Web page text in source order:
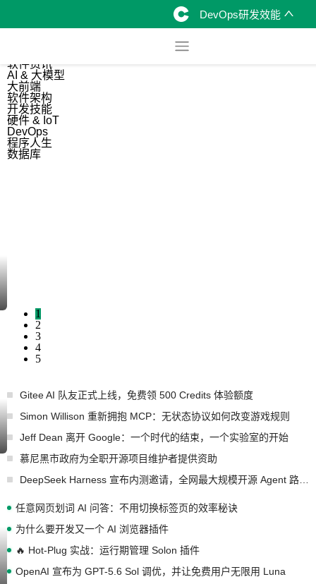
DevOps研发效能
软件资讯
AI & 大模型
大前端
软件架构
开发技能
硬件 & IoT
DevOps
程序人生
数据库
1
2
3
4
5
Gitee AI 队友正式上线，免费领 500 Credits 体验额度
Simon Willison 重新拥抱 MCP：无状态协议如何改变游戏规则
Jeff Dean 离开 Google：一个时代的结束，一个实验室的开始
慕尼黑市政府为全职开源项目维护者提供资助
任意网页划词 AI 问答：不用切换标签页的效率秘诀
为什么要开发又一个 AI 浏览器插件
🔥 Hot-Plug 实战：运行期管理 Solon 插件
OpenAI 宣布为 GPT-5.6 Sol 调优，并让免费用户无限用 Luna